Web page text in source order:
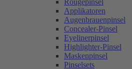
Rougepinsel
Applikatoren
Augenbrauenpinsel
Concealer-Pinsel
Eyelinerpinsel
Highlighter-Pinsel
Maskenpinsel
Pinselsets